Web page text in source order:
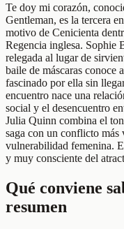
Te doy mi corazón,
Gentleman, es la tercera
motivo de Cenicienta
Regencia inglesa. Sophie
relegada al lugar de
baile de máscaras conoce
fascinado por ella sin
encuentro nace una
social y el desencuentro
Julia Quinn combina el
saga con un conflicto
vulnerabilidad femenina.
y muy consciente del
Qué conviene
resumen